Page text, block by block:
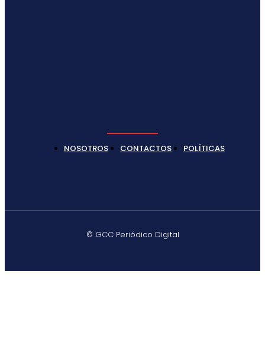
NOSOTROS CONTACTOS POLÍTICAS
© GCC Periódico Digital